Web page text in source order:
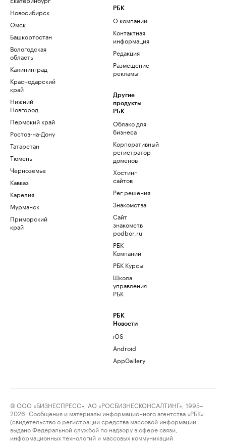
Новосибирск
Омск
Башкортостан
Вологодская
область
Калининград
Краснодарский
край
Нижний
Новгород
Пермский край
Ростов-на-Дону
Татарстан
Тюмень
Черноземье
Кавказ
Карелия
Мурманск
Приморский
край
РБК
О компании
Контактная
информация
Редакция
Размещение
рекламы
Другие
продукты
РБК
Облако для
бизнеса
Корпоративный
регистратор
доменов
Хостинг
сайтов
Рег.решения
Знакомства
Сайт
знакомств
podbor.ru
РБК
Компании
РБК Курсы
Школа
управления
РБК
РБК
Новости
iOS
Android
AppGallery
© ООО «БИЗНЕСПРЕСС», АО «РОСБИЗНЕСКОНСАЛТИНГ», 1995–
2026. Сообщения и материалы информационного агентства «РБК»
(свидетельство о регистрации средства массовой информации
выдано Федеральной службой по надзору в сфере связи,
информационных технологий и массовых коммуникаций